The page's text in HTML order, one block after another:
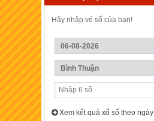
Hãy nhập vé số của bạn!
Xem kết quả xổ số theo ngày